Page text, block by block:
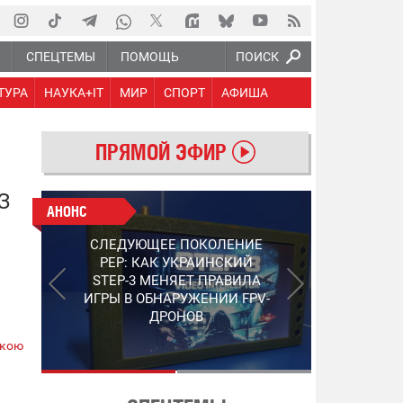
ПОИСК
СПЕЦТЕМЫ ПОМОЩЬ
НАУКА+IT МИР СПОРТ АФИША
ПРЯМОЙ ЭФИР
АНОНС
СЛЕДУЮЩЕЕ ПОКОЛЕНИЕ
PEP: КАК УКРАИНСКИЙ
STEP-3 МЕНЯЕТ ПРАВИЛА
ИГРЫ В ОБНАРУЖЕНИИ FPV-
ДРОНОВ
АНОНС
РАБОТАЮТ НА ПЕРЕДОВОЙ:
ПОДДЕРЖИТЕ ВОЕНКОРОВ
"5 КАНАЛА", КОТОРЫЕ
СНИМАЮТ НА САМЫХ
ГОРЯЧИХ НАПРАВЛЕНИЯХ
ФРОНТА